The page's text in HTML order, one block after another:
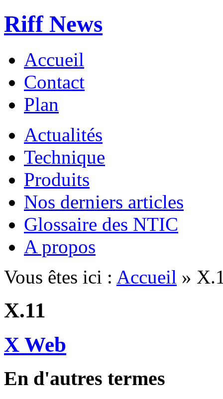
Riff News
Accueil
Contact
Plan
Actualités
Technique
Produits
Nos derniers articles
Glossaire des NTIC
A propos
Vous êtes ici : Accueil »
X.11
X Web
En d'autres termes